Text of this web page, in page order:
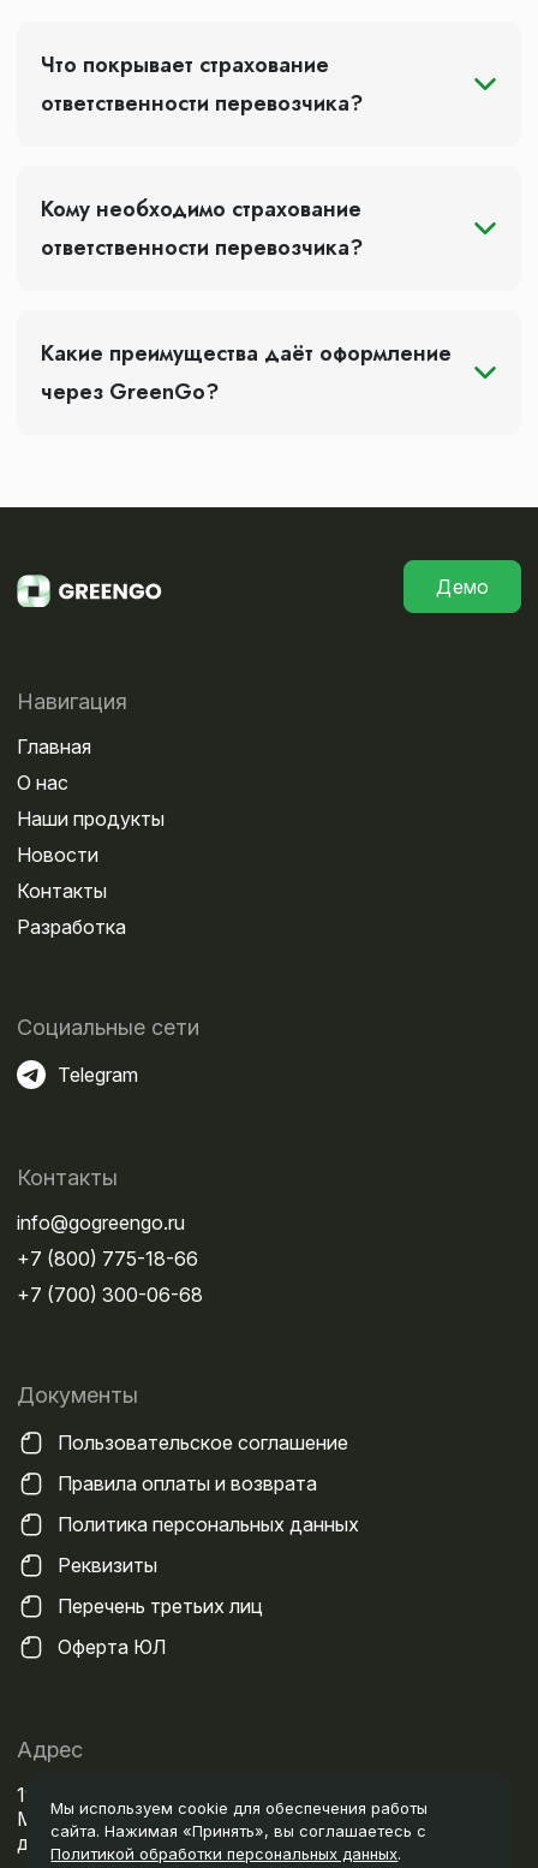
Что покрывает страхование
ответственности перевозчика?
Кому необходимо страхование
ответственности перевозчика?
Какие преимущества даёт оформление
через GreenGo?
Демо
Навигация
Главная
О нас
Наши продукты
Новости
Контакты
Разработка
Социальные сети
Telegram
Контакты
info@gogreengo.ru
+7 (800) 775-18-66
+7 (700) 300-06-68
Документы
Пользовательское соглашение
Правила оплаты и возврата
Политика персональных данных
Реквизиты
Перечень третьих лиц
Оферта ЮЛ
Адрес
199106, Город Санкт-Петербург, вн.тер. г.
Муниципальный Округ Гавань, пр-кт Большой В.О.,
дом 83, литера А, помещение 2-Н, ОФИС 525
Мы используем cookie для обеспечения работы
сайта. Нажимая «Принять», вы соглашаетесь с
Политикой обработки персональных данных.